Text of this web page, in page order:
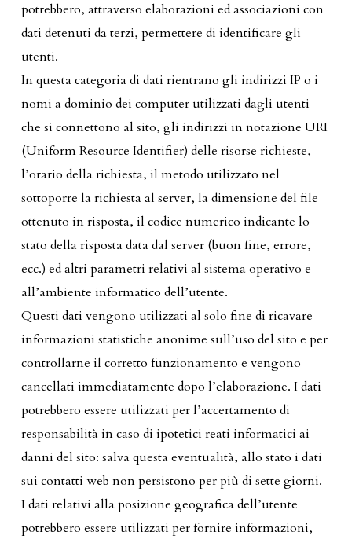
potrebbero, attraverso elaborazioni ed associazioni con
dati detenuti da terzi, permettere di identificare gli
utenti.
In questa categoria di dati rientrano gli indirizzi IP o i
nomi a dominio dei computer utilizzati dagli utenti
che si connettono al sito, gli indirizzi in notazione URI
(Uniform Resource Identifier) delle risorse richieste,
l’orario della richiesta, il metodo utilizzato nel
sottoporre la richiesta al server, la dimensione del file
ottenuto in risposta, il codice numerico indicante lo
stato della risposta data dal server (buon fine, errore,
ecc.) ed altri parametri relativi al sistema operativo e
all’ambiente informatico dell’utente.
Questi dati vengono utilizzati al solo fine di ricavare
informazioni statistiche anonime sull’uso del sito e per
controllarne il corretto funzionamento e vengono
cancellati immediatamente dopo l’elaborazione. I dati
potrebbero essere utilizzati per l’accertamento di
responsabilità in caso di ipotetici reati informatici ai
danni del sito: salva questa eventualità, allo stato i dati
sui contatti web non persistono per più di sette giorni.
I dati relativi alla posizione geografica dell’utente
potrebbero essere utilizzati per fornire informazioni,